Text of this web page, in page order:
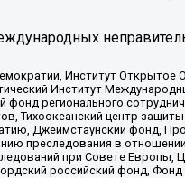
Институт
Институт
фонд регионального
Тихоокеанский центр
Джеймстаунский фонд,
преследования в
при Совете
российский фонд,